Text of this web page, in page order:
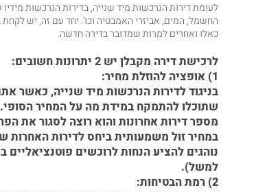
לעומת דירות הנרכשות מיד שנייה, בדירות הנרכשות
החשמל, המים, אביזרי האמבטיה וכו'. יחד עם זה, יש לקחת
כאלו ואחרים למרות שמדובר בדירה חדשה.
לרכישת דירה מקבלן יש 2 יתרונות חשובים:
1) אופציה להוזלת מחיר:
בניגוד לדירות הנרכשות מיד שנייה, כאשר
שתוכלו להתמקח במידת מה על המחיר
מספר דירות אחרונות והוא רוצה לסגור את
במחיר זול משמעותית ביחס לדירות האחרות
נוהגים להציע הנחות לרוכשים
למשל).
2) רמת הבטיחות: